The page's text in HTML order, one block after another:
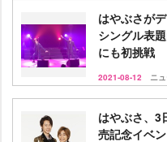
はやぶさが
シングル表
にも初挑戦
2021-08-12 ニ
はやぶさ、3
売記念イベ